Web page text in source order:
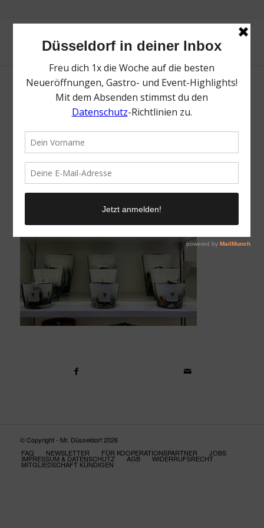
Franzen | Top Ideen für
Topliste | Mr. Düsseldorf | Foto: Mr.
Düsseldorf
30. November 2023
© Copyright - Mr. Düsseldorf 2026
FAQ
NEWSLETTER FÜR KOOPERATIONSPARTNER JOBS
IMPRESSUM & DATENSCHUTZ AGB WIDERRUFSRECHT
MITGLIEDSCHAFT KÜNDIGEN